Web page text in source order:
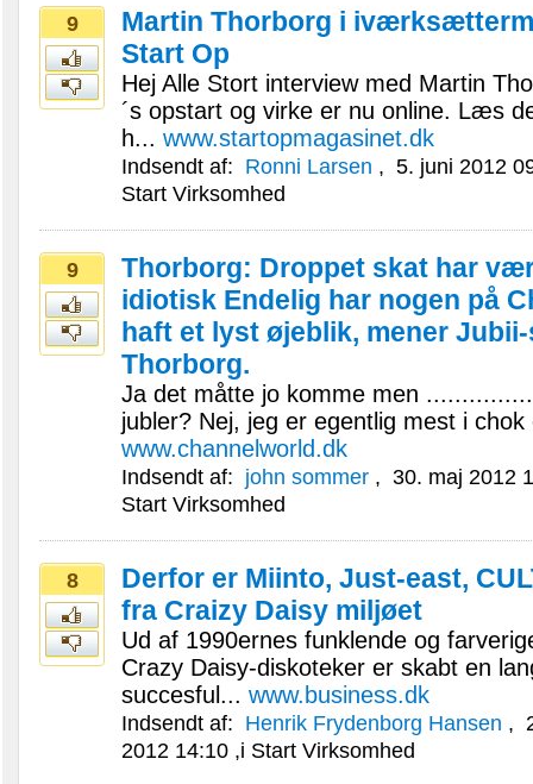
9
Martin Thorborg i
Start Op
Hej Alle Stort interview med Martin
´s opstart og virke er nu online. Læs
h... www.startopmagasinet.dk
Indsendt af: Ronni Larsen , 5. juni 2012
Start Virksomhed
9
Thorborg: Droppet skat har
idiotisk Endelig har nogen på
haft et lyst øjeblik, mener
Thorborg.
Ja det måtte jo komme men
jubler? Nej, jeg er egentlig mest i
www.channelworld.dk
Indsendt af: john sommer , 30. maj 2012
Start Virksomhed
8
Derfor er Miinto, Just-east,
fra Craizy Daisy miljøet
Ud af 1990ernes funklende og
Crazy Daisy-diskoteker er skabt en
succesful... www.business.dk
Indsendt af: Henrik Frydenborg Hansen ,
2012 14:10 ,i Start Virksomhed